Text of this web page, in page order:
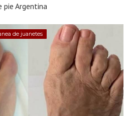
pie Argentina
de juanetes